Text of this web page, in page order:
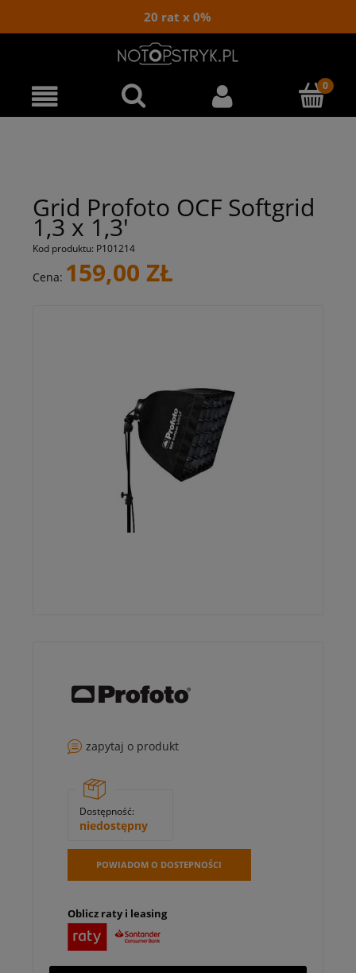
20 rat x 0%
Grid Profoto OCF Softgrid
1,3 x 1,3'
Kod produktu: P101214
Cena: 159,00 ZŁ
zapytaj o produkt
Dostępność:
niedostępny
POWIADOM O DOSTEPNOŚCI
Oblicz raty i leasing